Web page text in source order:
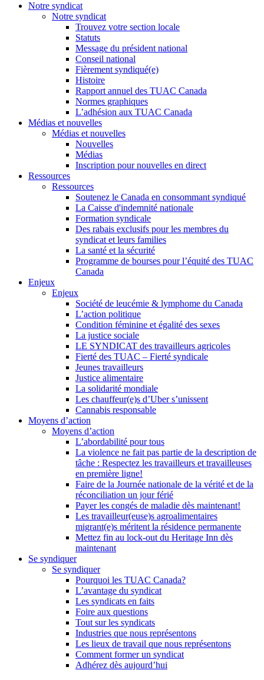
Notre syndicat
Notre syndicat
Trouvez votre section locale
Statuts
Message du président national
Conseil national
Fièrement syndiqué(e)
Histoire
Rapport annuel des TUAC Canada
Normes graphiques
L’adhésion aux TUAC Canada
Médias et nouvelles
Médias et nouvelles
Nouvelles
Médias
Inscription pour nouvelles en direct
Ressources
Ressources
Soutenez le Canada en consommant syndiqué
La Caisse d'indemnité nationale
Formation syndicale
Des rabais exclusifs pour les membres du
syndicat et leurs families
La santé et la sécurité
Programme de bourses pour l’équité des TUAC
Canada
Enjeux
Enjeux
Société de leucémie & lymphome du Canada
L’action politique
Condition féminine et égalité des sexes
La justice sociale
LE SYNDICAT des travailleurs agricoles
Fierté des TUAC – Fierté syndicale
Jeunes travailleurs
Justice alimentaire
La solidarité mondiale
Les chauffeur(e)s d’Uber s’unissent
Cannabis responsable
Moyens d’action
Moyens d’action
L’abordabilité pour tous
La violence ne fait pas partie de la description de
tâche : Respectez les travailleurs et travailleuses
en première ligne!
Faire de la Journée nationale de la vérité et de la
réconciliation un jour férié
Payer les congés de maladie dès maintenant!
Les travailleur(euse)s agroalimentaires
migrant(e)s méritent la résidence permanente
Mettez fin au lock-out du Heritage Inn dès
maintenant
Se syndiquer
Se syndiquer
Pourquoi les TUAC Canada?
L’avantage du syndicat
Les syndicats en faits
Foire aux questions
Tout sur les syndicats
Industries que nous représentons
Les lieux de travail que nous représentons
Comment former un syndicat
Adhérez dès aujourd’hui